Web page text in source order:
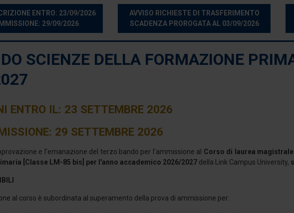
ENTRO: 23/09/2026
29/09/2026
AVVISO RICHIESTE DI TRASFERIMENTO
SCADENZA PROROGATA AL 03/09/2026
SCIENZE DELLA FORMAZIONE
ENTRO IL: 23 SETTEMBRE 2026
29 SETTEMBRE 2026
e l’emanazione del terzo bando per l'ammissione al Corso di laurea
[Classe LM-85 bis] per l'anno accademico 2026/2027 della Link Campus University,
al corso è subordinata al superamento della prova di ammissione per: